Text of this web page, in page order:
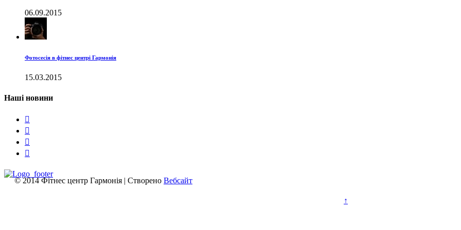
06.09.2015
Фотосесія в фітнес центрі Гармонія
15.03.2015
Наші новини




© 2014 Фітнес центр Гармонія | Створено Вебсайт
↑